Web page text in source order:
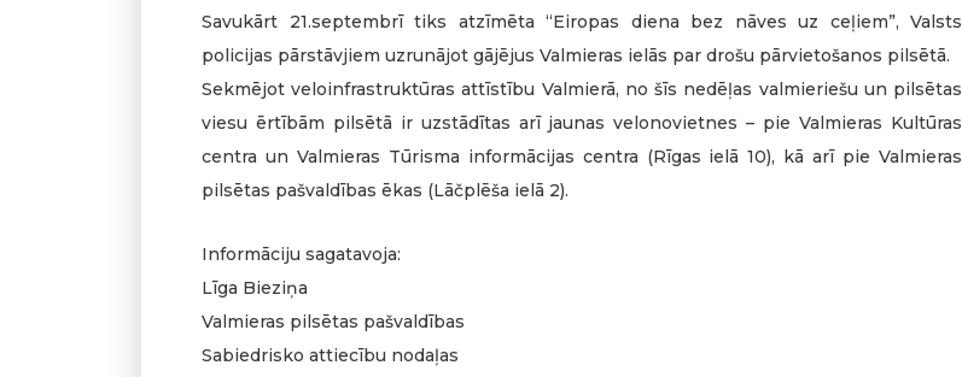
Savukārt 21.septembrī tiks atzīmēta “Eiropas diena bez nāves uz ceļiem”, Valsts
policijas pārstāvjiem uzrunājot gājējus Valmieras ielās par drošu pārvietošanos pilsētā.
Sekmējot veloinfrastruktūras attīstību Valmierā, no šīs nedēļas valmieriešu un pilsētas
viesu ērtībām pilsētā ir uzstādītas arī jaunas velonovietnes – pie Valmieras Kultūras
centra un Valmieras Tūrisma informācijas centra (Rīgas ielā 10), kā arī pie Valmieras
pilsētas pašvaldības ēkas (Lāčplēša ielā 2).
Informāciju sagatavoja:
Līga Bieziņa
Valmieras pilsētas pašvaldības
Sabiedrisko attiecību nodaļas